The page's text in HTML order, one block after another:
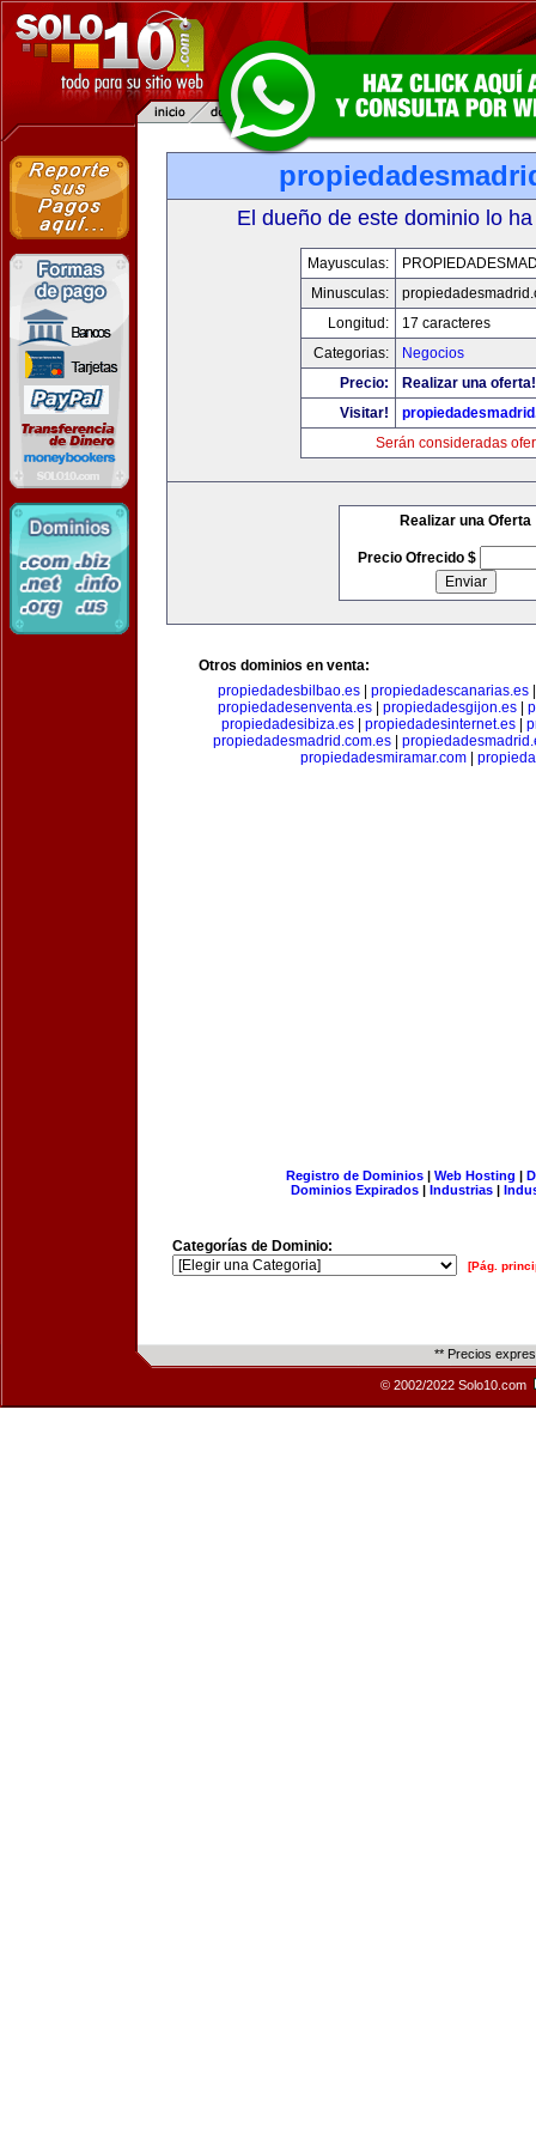
El dueño de este dominio lo
Mayusculas:
Minusculas:
Longitud:
17 caracteres
Categorias:
Negocios
Precio:
Realizar una oferta!
Visitar!
Serán consideradas
Realizar una Oferta
Precio Ofrecido $
Otros dominios en venta:
propiedadesbilbao.es| propiedadescanarias.es
propiedadesenventa.es
propiedadesgijon.es
propiedadesibiza.es
propiedadesinternet.es
propiedadesmadrid.com.es
propiedadesmiramar.com
Registro de Dominios| Web Hosting |
Dominios Expirados | Industrias |
Categorías de Dominio:
[Pág.
** Precios
© 2002/2022 Solo10.com